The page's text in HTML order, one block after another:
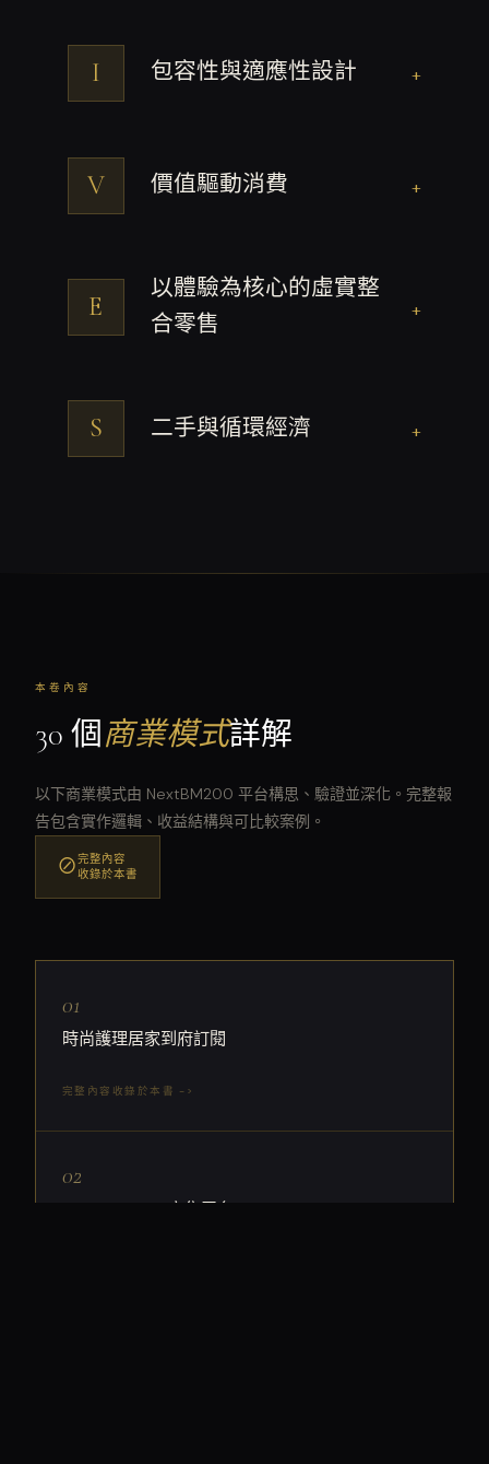
I 包容性與適應性設計 +
V 價值驅動消費 +
E
以體驗為核心的虛實整
合零售
+
S 二手與循環經濟 +
本卷內容
30 個 商業模式詳解
以下商業模式由 NextBM200 平台構思、驗證並深化。完整報
告包含實作邏輯、收益結構與可比較案例。
⊘完整內容
收錄於本書
01
時尚護理居家到府訂閱
完整內容收錄於本書 ->
02
Drop Capsule 市集平台